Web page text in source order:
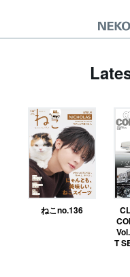
ねこno.136
T